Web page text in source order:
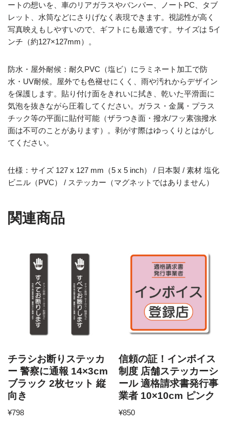
ートの想いを、車のリアガラスやバンパー、ノートPC、タブ
レット、水筒などにさりげなく表現できます。視認性が高く
写真映えもしやすいので、ギフトにも最適です。サイズは 5イ
ンチ（約127×127mm）。
防水・屋外耐候：耐久PVC（塩ビ）にラミネート加工で防
水・UV耐候。屋外でも色褪せにくく、雨や汚れからデザイン
を保護します。貼り付け面をきれいに拭き、乾いた平滑面に
気泡を抜きながら圧着してください。ガラス・金属・プラス
チック等の平面に貼付可能（ザラつき面・撥水/フッ素強撥水
面は不可のことがあります）。剥がす際はゆっくりとはがし
てください。
仕様：サイズ 127 x 127 mm（5 x 5 inch） / 日本製 / 素材 塩化
ビニル（PVC） / ステッカー（マグネットではありません）
関連商品
チラシお断りステッカ
ー 警察に通報 14×3cm
ブラック 2枚セット 縦
向き
¥798
信頼の証！インボイス
制度 店舗ステッカーシ
ール 適格請求書発行事
業者 10×10cm ピンク
¥850